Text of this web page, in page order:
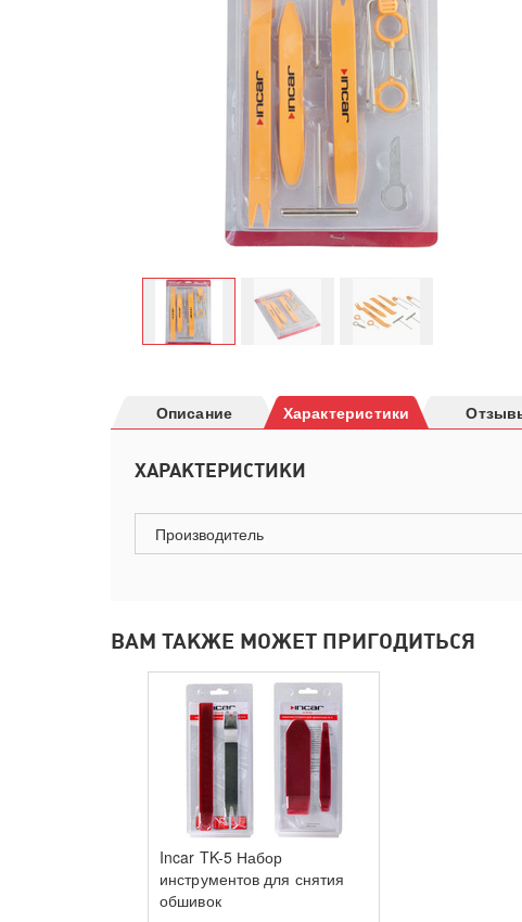
Описание Характеристики
ХАРАКТЕРИСТИКИ
Производитель
ВАМ ТАКЖЕ МОЖЕТ ПРИГОДИТЬСЯ
Incar TK-5 Набор
инструментов для снятия
обшивок